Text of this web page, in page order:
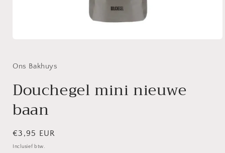
in
Ons Bakhuys
Douchegel mini nieuwe
baan
Normale
prijs
€3,95 EUR
Inclusief btw.